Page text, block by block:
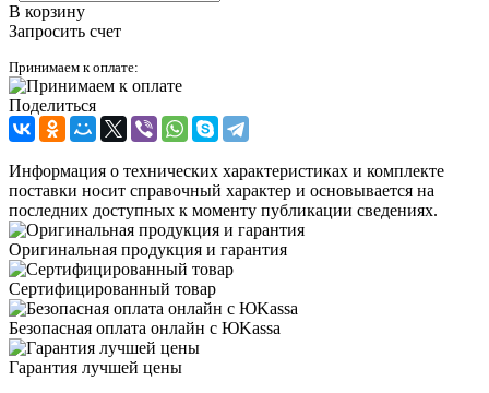
В корзину
Запросить счет
Принимаем к оплате:
Поделиться
Информация о технических характеристиках и комплекте
поставки носит справочный характер и основывается на
последних доступных к моменту публикации сведениях.
Оригинальная продукция и гарантия
Сертифицированный товар
Безопасная оплата онлайн с ЮKassa
Гарантия лучшей цены